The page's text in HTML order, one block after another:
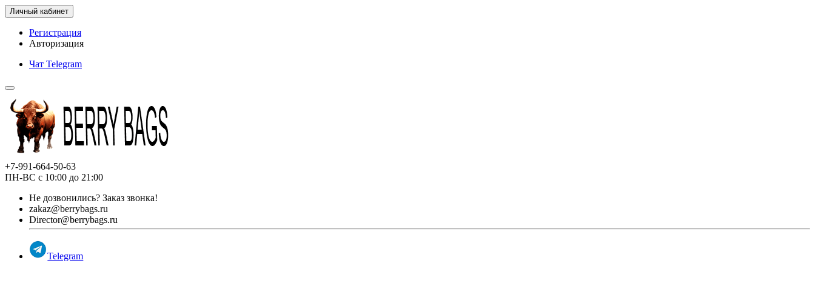
Личный кабинет
Регистрация
Авторизация
Чат Telegram
+7-991-664-50-63
ПН-ВС с 10:00 до 21:00
Не дозвонились? Заказ звонка!
zakaz@berrybags.ru
Director@berrybags.ru
Telegram